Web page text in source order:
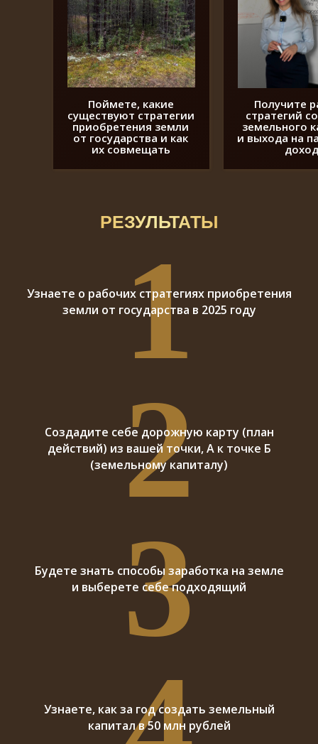
Поймете, какие
существуют стратегии
приобретения земли
от государства и как
их совмещать
Получите
стратегий
земельного
и выхода на
доход
РЕЗУЛЬТАТЫ
Узнаете о рабочих стратегиях приобретения
земли от государства в 2025 году
1
Создадите себе дорожную карту (план
действий) из вашей точки, А к точке Б
(земельному капиталу)
2
Будете знать способы заработка на земле
и выберете себе подходящий
3
Узнаете, как за год создать земельный
капитал в 50 млн рублей